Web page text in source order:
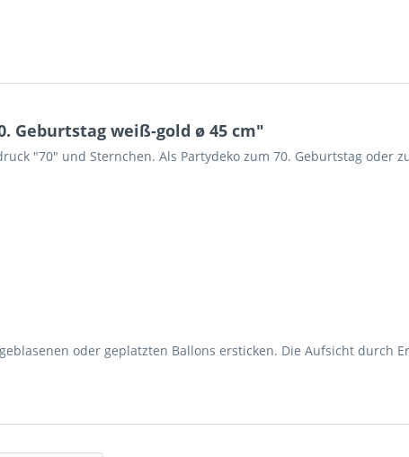
Geburtstag weiß-gold ø 45 cm"
"70" und Sternchen. Als Partydeko zum 70. Geburtstag oder
oder geplatzten Ballons ersticken. Die Aufsicht durch